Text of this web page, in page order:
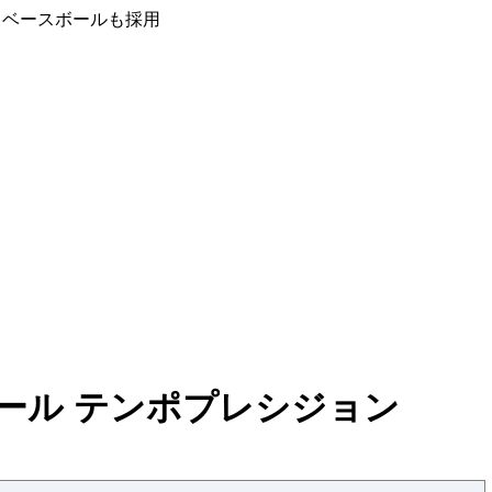
ベースボールも採用
ル テンポプレシジョン